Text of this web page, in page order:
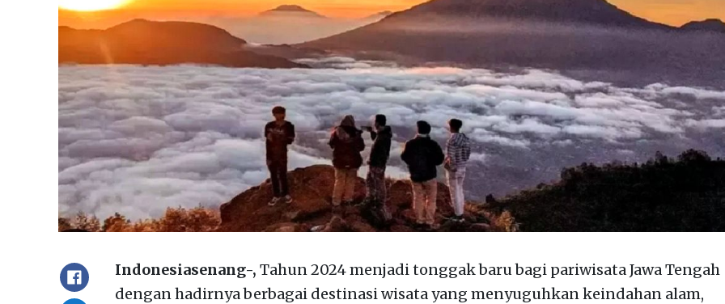
Indonesiasenang-, Tahun 2024 menjadi tonggak baru bagi pariwisata Jawa Tengah
dengan hadirnya berbagai destinasi wisata yang menyuguhkan keindahan alam,